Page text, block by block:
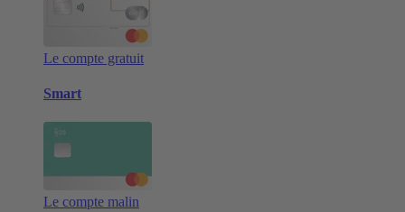
Le compte gratuit
Smart
Le compte malin